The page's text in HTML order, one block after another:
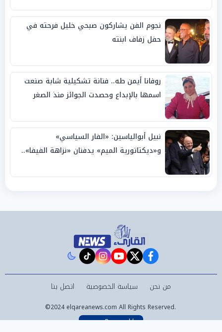
نجوم الفن يشاركون صبحي خليل فرحته في
حفل زفاف ابنته
روفانا أيمن طه.. فنانة تشكيلية شابة صنعت
اسمها بالإبداع وحصدت الجوائز منذ الصغر
نبيل أبوالياسين: «الفار السياسي»
و«ديكتاتورية الميم» يدفنان «نزاهة الفيفا»..
facebook
twitter
youtube
instagram
tiktok
من نحن سياسة الخصوصية اتصل بنا
©2024 elqareanews.com All Rights Reserved.
Powered by